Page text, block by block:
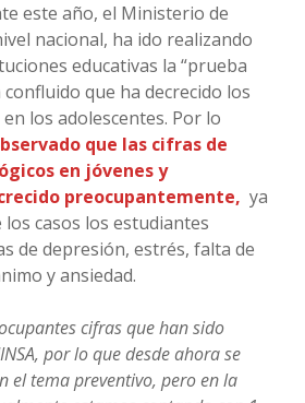
este año, el Ministerio de
nacional, ha ido realizando
educativas la “prueba
confluido que ha decrecido los
los adolescentes. Por lo
que las cifras de
en jóvenes y
preocupantemente, ya
los casos los estudiantes
de depresión, estrés, falta de
y ansiedad.
cifras que han sido
por lo que desde ahora se
el tema preventivo, pero en la